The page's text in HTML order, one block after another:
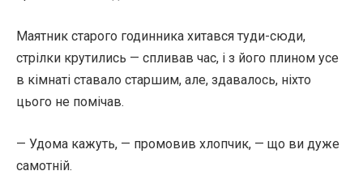
Маятник старого годинника хитався туди-сюди,
стрілки крутились — спливав час, і з його плином усе
в кімнаті ставало старшим, але, здавалось, ніхто
цього не помічав.
— Удома кажуть, — промовив хлопчик, — що ви дуже
самотній.